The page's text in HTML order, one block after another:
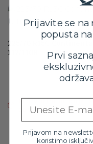
225/70 R15C
112/110R
Proizvod trenutno nije
za više informacija na
Prijavite se na
popusta
Prvi
Prijavom na
koristimo